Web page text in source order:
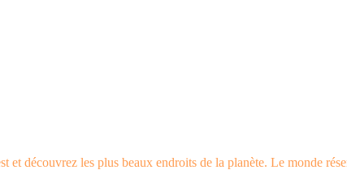
et découvrez les plus beaux endroits de la planète. Le monde